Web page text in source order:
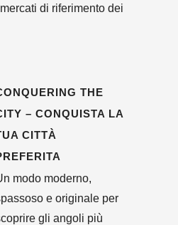
di riferimento dei
THE
– CONQUISTA LA
CITTÀ
modo moderno,
e originale per
gli angoli più